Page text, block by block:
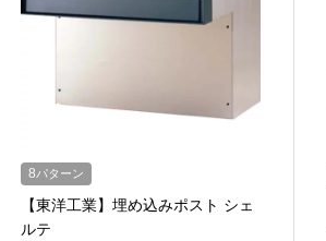
8パターン
【東洋工業】埋め込みポスト シェ
ルテ